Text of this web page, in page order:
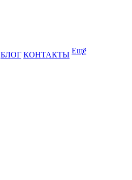
БЛОГ КОНТАКТЫ Ещё